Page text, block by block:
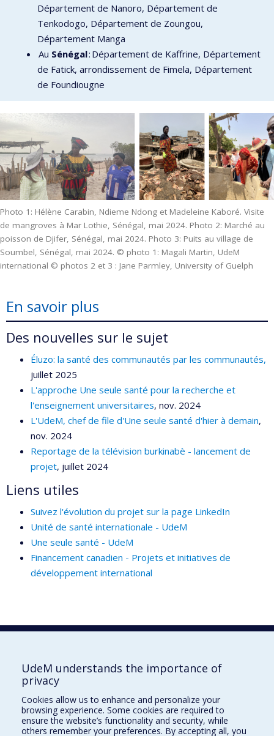
Département de Nanoro, Département de
Tenkodogo, Département de Zoungou,
Département Manga
Au Sénégal: Département de Kaffrine, Département
de Fatick, arrondissement de Fimela, Département
de Foundiougne
Photo 1: Hélène Carabin, Ndieme Ndong et Madeleine Kaboré. Visite
de mangroves à Mar Lothie, Sénégal, mai 2024. Photo 2: Marché au
poisson de Djifer, Sénégal, mai 2024. Photo 3: Puits au village de
Soumbel, Sénégal, mai 2024. © photo 1: Magali Martin, UdeM
international © photos 2 et 3 : Jane Parmley, University of Guelph
En savoir plus
Des nouvelles sur le sujet
Éluzo: la santé des communautés par les communautés,
juillet 2025
L'approche Une seule santé pour la recherche et
l'enseignement universitaires, nov. 2024
L'UdeM, chef de file d'Une seule santé d'hier à demain,
nov. 2024
Reportage de la télévision burkinabè - lancement de
projet, juillet 2024
Liens utiles
Suivez l'évolution du projet sur la page LinkedIn
Unité de santé internationale - UdeM
Une seule santé - UdeM
Financement canadien - Projets et initiatives de
développement international
UdeM international
3744, rue Jean-Brillant
Bureau 581, 5e étage
Montréal (Québec)
Canada H3T 1P1
UdeM understands the importance of
privacy
Cookies allow us to enhance and personalize your
browsing experience. Some cookies are required to
ensure the website’s functionality and security, while
others remember your preferences. By accepting all, you